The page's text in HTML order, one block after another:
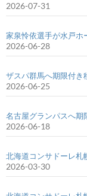
2026-07-31
家泉怜依選手が水戸ホ
2026-06-28
ザスパ群馬へ期限付き
2026-06-25
名古屋グランパスへ期
2026-06-18
北海道コンサドーレ札
2026-03-30